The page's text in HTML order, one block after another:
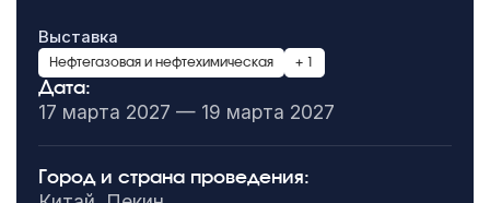
Выставка
Нефтегазовая и нефтехимическая + 1
Дата:
17 марта 2027 — 19 марта 2027
Город и страна проведения: